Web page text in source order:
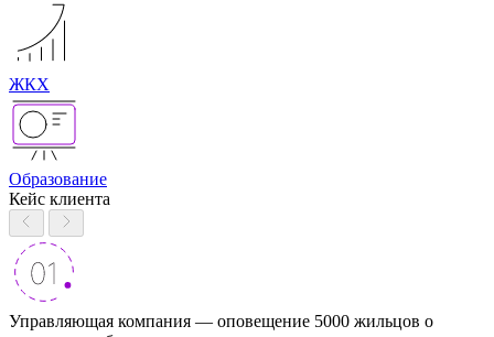
ЖКХ
Образование
Кейс клиента
Управляющая компания — оповещение 5000 жильцов о